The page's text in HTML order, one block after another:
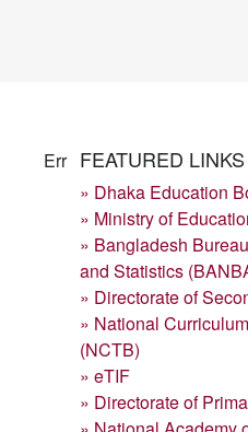
Err FEATURED LINKS
» Dhaka Education
» Ministry of
» Bangladesh
and Statistics
» Directorate of
» National
(NCTB)
» eTIF
» Directorate of